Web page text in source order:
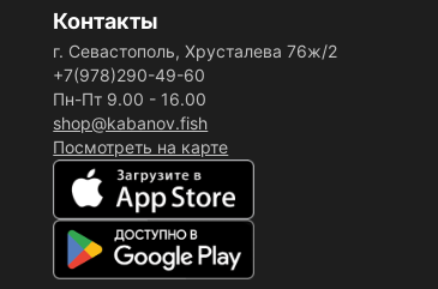
Контакты
г. Севастополь, Хрусталева 76ж/2
+7(978)290-49-60
Пн-Пт 9.00 - 16.00
shop@kabanov.fish
Посмотреть на карте